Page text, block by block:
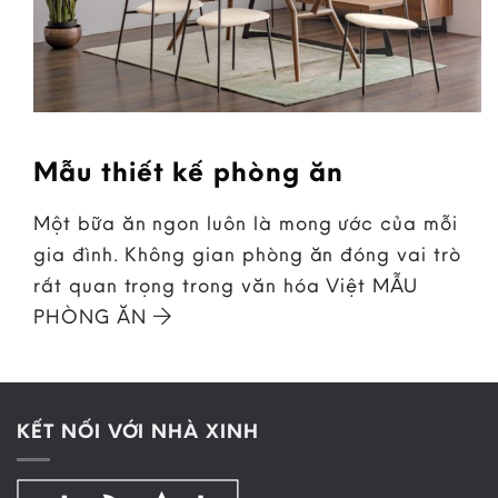
Mẫu thiết kế phòng ăn
Một bữa ăn ngon luôn là mong ước của mỗi
gia đình. Không gian phòng ăn đóng vai trò
rất quan trọng trong văn hóa Việt MẪU
PHÒNG ĂN
KẾT NỐI VỚI NHÀ XINH